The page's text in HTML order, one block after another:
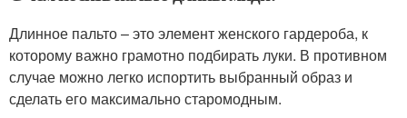
Длинное пальто – это элемент женского гардероба, к
которому важно грамотно подбирать луки. В противном
случае можно легко испортить выбранный образ и
сделать его максимально старомодным.